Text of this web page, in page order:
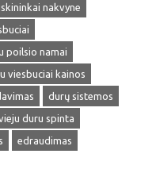
nakvyne
poilsio namai
viesbuciai kainos
durų sistemos
duru spinta
edraudimas